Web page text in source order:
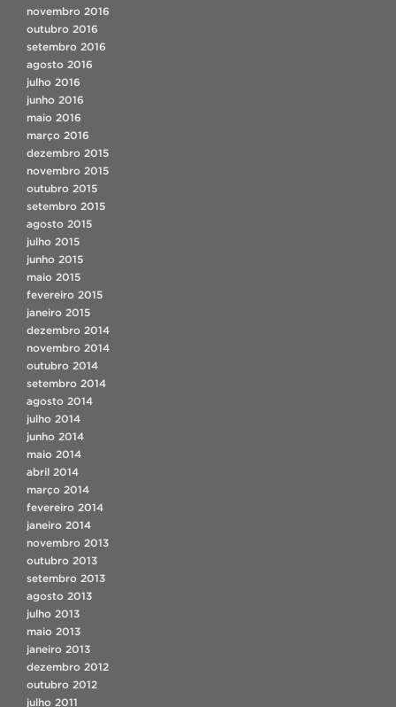
novembro 2016
outubro 2016
setembro 2016
agosto 2016
julho 2016
junho 2016
maio 2016
março 2016
dezembro 2015
novembro 2015
outubro 2015
setembro 2015
agosto 2015
julho 2015
junho 2015
maio 2015
fevereiro 2015
janeiro 2015
dezembro 2014
novembro 2014
outubro 2014
setembro 2014
agosto 2014
julho 2014
junho 2014
maio 2014
abril 2014
março 2014
fevereiro 2014
janeiro 2014
novembro 2013
outubro 2013
setembro 2013
agosto 2013
julho 2013
maio 2013
janeiro 2013
dezembro 2012
outubro 2012
julho 2011